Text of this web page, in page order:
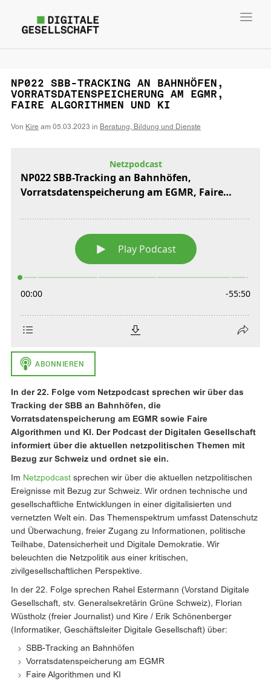
NP022 SBB-TRACKING AN BAHNHÖFEN,
VORRATSDATENSPEICHERUNG AM EGMR,
FAIRE ALGORITHMEN UND KI
Von Kire am 05.03.2023 in Beratung, Bildung und Dienste
In der 22. Folge vom Netzpodcast sprechen wir über das
Tracking der SBB an Bahnhöfen, die
Vorratsdatenspeicherung am EGMR sowie Faire
Algorithmen und KI. Der Podcast der Digitalen Gesellschaft
informiert über die aktuellen netzpolitischen Themen mit
Bezug zur Schweiz und ordnet sie ein.
Im Netzpodcast sprechen wir über die aktuellen netzpolitischen
Ereignisse mit Bezug zur Schweiz. Wir ordnen technische und
gesellschaftliche Entwicklungen in einer digitalisierten und
vernetzten Welt ein. Das Themenspektrum umfasst Datenschutz
und Überwachung, freier Zugang zu Informationen, politische
Teilhabe, Datensicherheit und Digitale Demokratie. Wir
beleuchten die Netzpolitik aus einer kritischen,
zivilgesellschaftlichen Perspektive.
In der 22. Folge sprechen Rahel Estermann (Vorstand Digitale
Gesellschaft, stv. Generalsekretärin Grüne Schweiz), Florian
Wüstholz (freier Journalist) und Kire / Erik Schönenberger
(Informatiker, Geschäftsleiter Digitale Gesellschaft) über:
SBB-Tracking an Bahnhöfen
Vorratsdatenspeicherung am EGMR
Faire Algorithmen und KI